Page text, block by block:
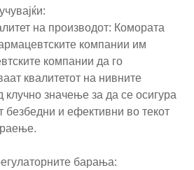
на производот: Комората
компании им
компании да го
квалитетот на нивните
значење за да се осигура
безбедни и ефективни во текот
барања: